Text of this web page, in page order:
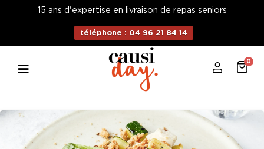
15 ans d'expertise en livraison de repas seniors
téléphone : 04 96 21 84 14
0